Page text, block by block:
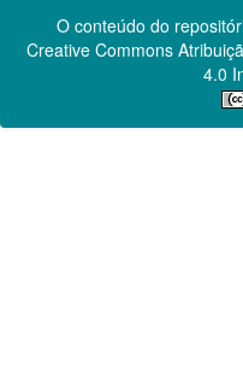
O conteúdo do
Creative Commons
4.0